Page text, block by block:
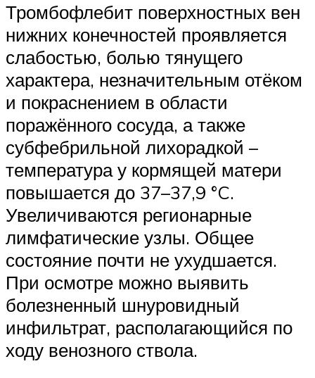
Тромбофлебит поверхностных вен
нижних конечностей проявляется
слабостью, болью тянущего
характера, незначительным отёком
и покраснением в области
поражённого сосуда, а также
субфебрильной лихорадкой –
температура у кормящей матери
повышается до 37–37,9 °C.
Увеличиваются регионарные
лимфатические узлы. Общее
состояние почти не ухудшается.
При осмотре можно выявить
болезненный шнуровидный
инфильтрат, располагающийся по
ходу венозного ствола.